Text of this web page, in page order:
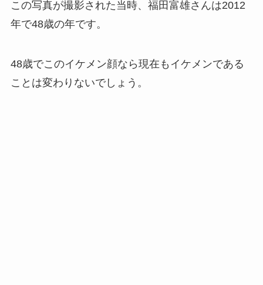
この写真が撮影された当時、福田富雄さんは2012
年で48歳の年です。
48歳でこのイケメン顔なら現在もイケメンである
ことは変わりないでしょう。